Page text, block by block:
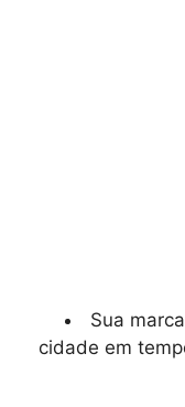
Sua
cidade em